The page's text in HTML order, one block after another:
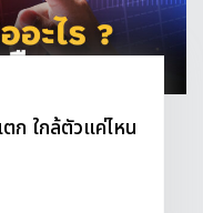
ก ใกล้ตัวแค่ไหน